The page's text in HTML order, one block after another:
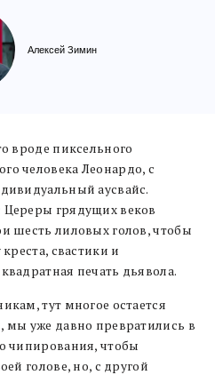
Алексей Зимин
вроде пиксельного
человека Леонардо, с
аусвайс.
Цереры грядущих веков
шесть лиловых голов, чтобы
свастики и
печать дьявола.
тут многое остается
уже давно превратились в
чипирования, чтобы
голове, но, с другой